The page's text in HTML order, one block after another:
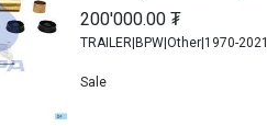
200'000.00 ₮
TRAILER|BPW|Other|1970-2021
Sale